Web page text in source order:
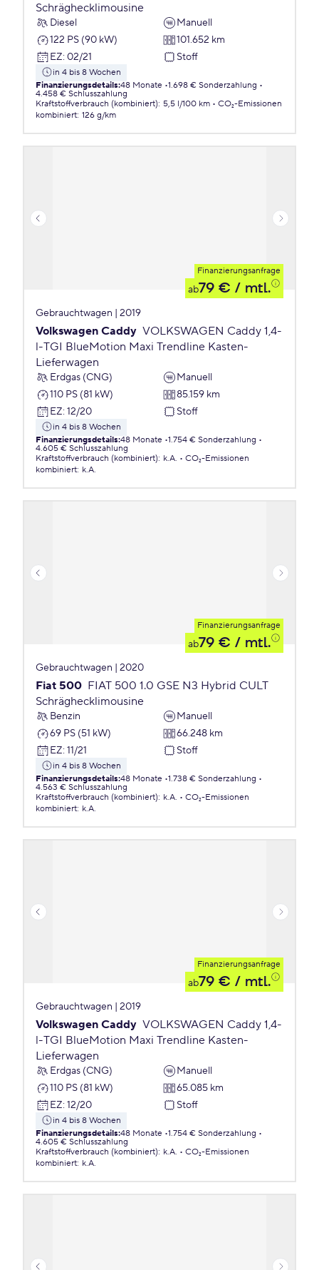
Schräghecklimousine
Diesel
Manuell
122 PS (90 kW)
101.652 km
EZ: 02/21 Stoff
in 4 bis 8 Wochen
Finanzierungsdetails:48 Monate 1.698 € Sonderzahlung
4.458 € Schlusszahlung
Kraftstoffverbrauch (kombiniert): 5,5 l/100 km
CO₂-Emissionen
kombiniert: 126 g/km
Finanzierungsanfrage
ab79 € / mtl.
Gebrauchtwagen | 2019
Volkswagen Caddy VOLKSWAGEN Caddy 1,4-
l-TGI BlueMotion Maxi Trendline Kasten-
Lieferwagen
Erdgas (CNG)
Manuell
110 PS (81 kW)
85.159 km
EZ: 12/20 Stoff
in 4 bis 8 Wochen
Finanzierungsdetails:48 Monate 1.754 € Sonderzahlung
4.605 € Schlusszahlung
Kraftstoffverbrauch (kombiniert): k.A.
CO₂-Emissionen
kombiniert: k.A.
Finanzierungsanfrage
ab79 € / mtl.
Gebrauchtwagen | 2020
Fiat 500 FIAT 500 1.0 GSE N3 Hybrid CULT
Schräghecklimousine
Benzin
Manuell
69 PS (51 kW)
66.248 km
EZ: 11/21 Stoff
in 4 bis 8 Wochen
Finanzierungsdetails:48 Monate 1.738 € Sonderzahlung
4.563 € Schlusszahlung
Kraftstoffverbrauch (kombiniert): k.A.
CO₂-Emissionen
kombiniert: k.A.
Finanzierungsanfrage
ab79 € / mtl.
Gebrauchtwagen | 2019
Volkswagen Caddy VOLKSWAGEN Caddy 1,4-
l-TGI BlueMotion Maxi Trendline Kasten-
Lieferwagen
Erdgas (CNG)
Manuell
110 PS (81 kW)
65.085 km
EZ: 12/20 Stoff
in 4 bis 8 Wochen
Finanzierungsdetails:48 Monate 1.754 € Sonderzahlung
4.605 € Schlusszahlung
Kraftstoffverbrauch (kombiniert): k.A.
CO₂-Emissionen
kombiniert: k.A.